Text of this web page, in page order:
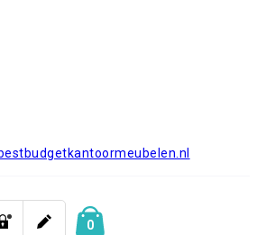
0